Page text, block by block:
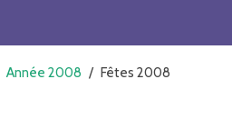
Année 2008 / Fêtes 2008